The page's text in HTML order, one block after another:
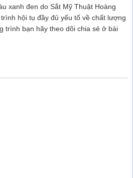
xanh đen do Sắt Mỹ Thuật Hoàng
hội tụ đầy đủ yếu tố về chất lượng
trình bạn hãy theo dõi chia sẻ ở bài